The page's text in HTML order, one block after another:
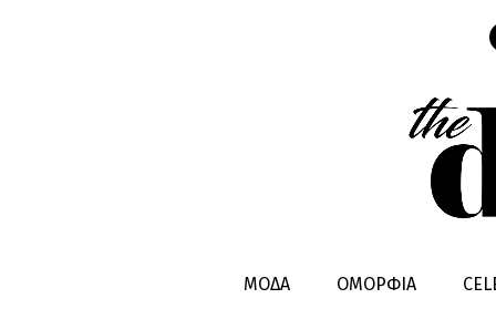
ΜΟΔΑ ΟΜΟΡΦΙΑ
LIFESTYLE EXODOS ΣΥΝΤΑΓΕΣ &